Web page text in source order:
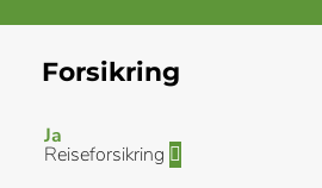
Forsikring
Ja
Reiseforsikring